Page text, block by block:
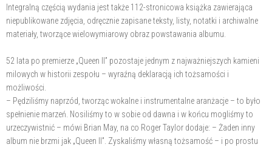
Integralną częścią wydania jest także 112-stronicowa książka zawierająca
niepublikowane zdjęcia, odręcznie zapisane teksty, listy, notatki i archiwalne
materiały, tworzące wielowymiarowy obraz powstawania albumu.
52 lata po premierze „Queen II” pozostaje jednym z najważniejszych kamieni
milowych w historii zespołu – wyraźną deklaracją ich tożsamości i
możliwości.
– Pędziliśmy naprzód, tworząc wokalne i instrumentalne aranżacje – to było
spełnienie marzeń. Nosiliśmy to w sobie od dawna i w końcu mogliśmy to
urzeczywistnić – mówi Brian May, na co Roger Taylor dodaje: – Żaden inny
album nie brzmi jak „Queen II”. Zyskaliśmy własną tożsamość – i po prostu